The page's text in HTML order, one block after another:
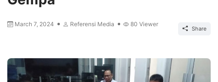
March 7, 2024 Referensi Media 80 Viewer
Share